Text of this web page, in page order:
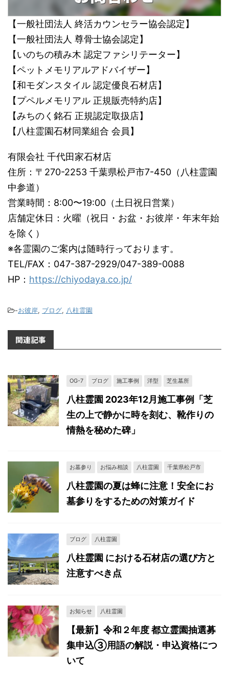
【一般社団法人 終活カウンセラー協会認定】
【一般社団法人 尊骨士協会認定】
【いのちの積み木 認定ファシリテーター】
【ペットメモリアルアドバイザー】
【和モダンスタイル 認定優良石材店】
【プペルメモリアル 正規販売特約店】
【みちのく銘石 正規認定取扱店】
【八柱霊園石材同業組合 会員】
有限会社 千代田家石材店
住所：〒270-2253 千葉県松戸市7-450（八柱霊園
中参道）
営業時間：8:00〜19:00（土日祝日営業）
店舗定休日：火曜（祝日・お盆・お彼岸・年末年始
を除く）
※各霊園のご案内は随時行っております。
TEL/FAX：047-387-2929/047-389-0088
HP： https://chiyodaya.co.jp/
-お彼岸, ブログ, 八柱霊園
関連記事
OG-7 ブログ 施工事例 洋型 芝生墓所
八柱霊園 2023年12月施工事例「芝
生の上で静かに時を刻む、靴作りの
情熱を秘めた碑」
お墓参り お悩み相談 八柱霊園 千葉県松戸市
八柱霊園の夏は蜂に注意！安全にお
墓参りをするための対策ガイド
ブログ 八柱霊園
八柱霊園 における石材店の選び方と
注意すべき点
お知らせ 八柱霊園
【最新】令和２年度 都立霊園抽選募
集申込③用語の解説・申込資格につ
いて